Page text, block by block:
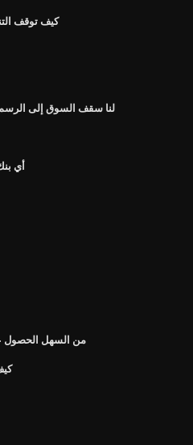
كيف توقف
لنا سقف السوق إلى الرسم
أي
من السهل الحصول